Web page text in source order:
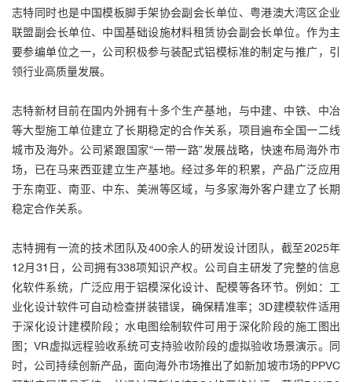
志特同时也是中国模板脚手架协会副会长单位、粤港澳大湾区企业
联盟副会长单位、中国基础设施材料租赁协会副会长单位。作为主
要参编单位之一，公司积极参与装配式铝模标准的制定与推广，引
领行业高质量发展。
志特新材目前在国内外拥有十多个生产基地，与中建、中铁、中冶
等大型施工单位建立了长期稳定的合作关系，项目遍布全国一二线
城市及海外。公司紧跟国家“一带一路”发展战略，快速布局海外市
场，已在马来西亚建立生产基地。经过多年的积累，产品广泛应用
于东南亚、南亚、中东、美洲等区域，与多家海外客户建立了长期
稳定合作关系。
志特拥有一流的技术团队及400余人的研发设计团队，截至2025年
12月31日，公司拥有338项知识产权。公司自主研发了完整的信息
化软件系统，广泛应用于铝模深化设计、配模等各环节。例如：工
业化设计软件可自动检查拼装错误，确保精准率；3D建模软件适用
于深化设计建模阶段；水电图绘制软件可用于深化阶段的施工图出
图；VR虚拟远程验收系统可支持验收阶段的虚拟验收场景演示。同
时，公司持续创新产品，面向海外市场推出了如新加坡市场的PPVC